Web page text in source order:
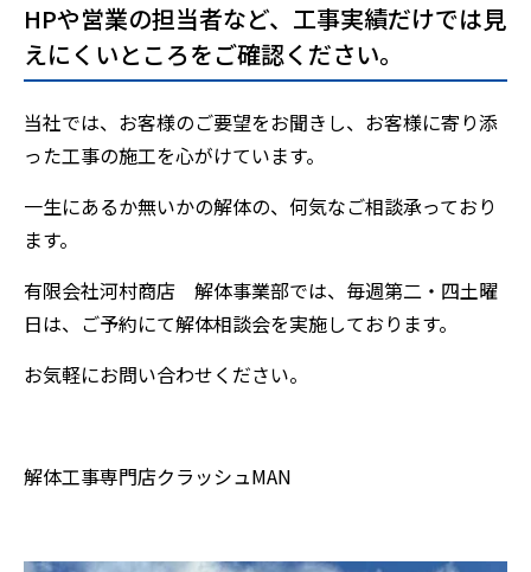
HPや営業の担当者など、工事実績だけでは見
えにくいところをご確認ください。
当社では、お客様のご要望をお聞きし、お客様に寄り添
った工事の施工を心がけています。
一生にあるか無いかの解体の、何気なご相談承っており
ます。
有限会社河村商店 解体事業部では、毎週第二・四土曜
日は、ご予約にて解体相談会を実施しております。
お気軽にお問い合わせください。
解体工事専門店クラッシュMAN